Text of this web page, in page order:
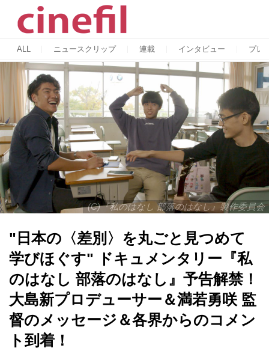
ALL ニュースクリップ 連載 インタビュー プレ
(C)『私のはなし 部落のはなし』製作委員会
"日本の〈差別〉を丸ごと見つめて
学びほぐす" ドキュメンタリー『私
のはなし 部落のはなし』予告解禁！
大島新プロデューサー＆満若勇咲 監
督のメッセージ＆各界からのコメン
ト到着！